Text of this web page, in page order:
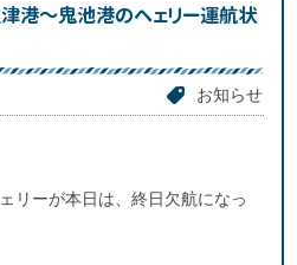
～鬼池港のヘェリー運航状
お知らせ
リーが本日は、終日欠航になっ